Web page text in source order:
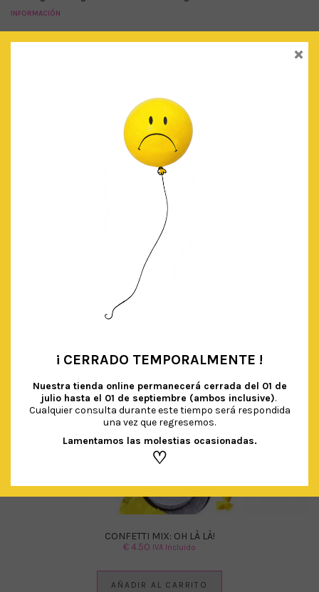
INFORMACIÓN
PRODUCTOS RELACIONADOS
CONFETTI MIX: OH LÀ LÀ!
€4.50 IVA Incluido
AÑADIR AL CARRITO
¡ CERRADO TEMPORALMENTE !
Nuestra tienda online permanecerá cerrada del 01 de
julio hasta el 01 de septiembre (ambos inclusive).
Cualquier consulta durante este tiempo será respondida
una vez que regresemos.
Lamentamos las molestias ocasionadas.
♡
×